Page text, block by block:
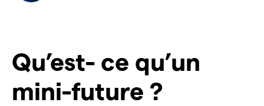
Qu’est- ce qu’un
mini-future ?